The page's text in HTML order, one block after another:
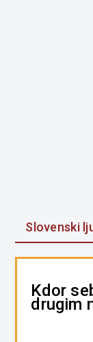
Slovenski
Kdor
drugim